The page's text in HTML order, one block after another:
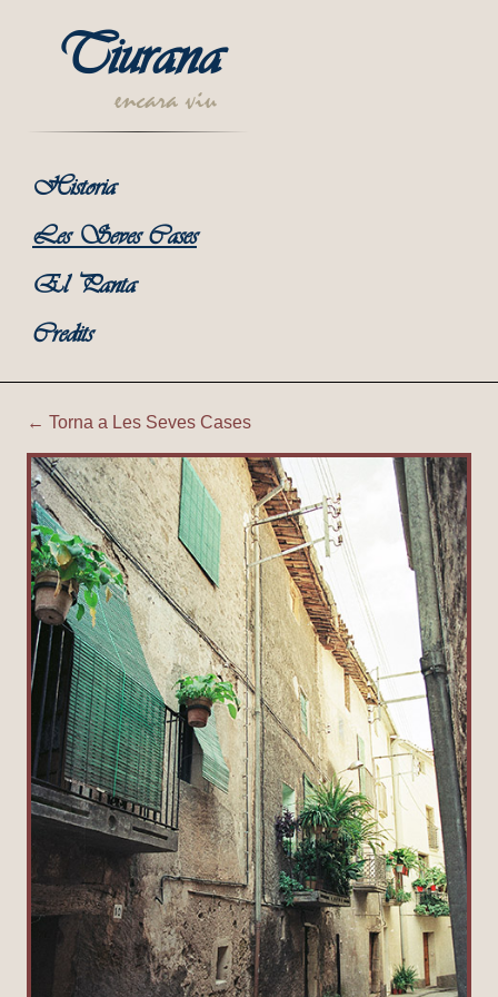
Tiurana
encara viu
Historia
Les Seves Cases
El Panta
Credits
Tiurana | Cal Mir
← Torna a Les Seves Cases